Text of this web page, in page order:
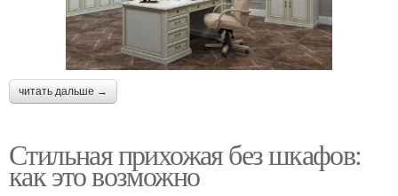
читать дальше →
Стильная прихожая без шкафов:
как это возможно